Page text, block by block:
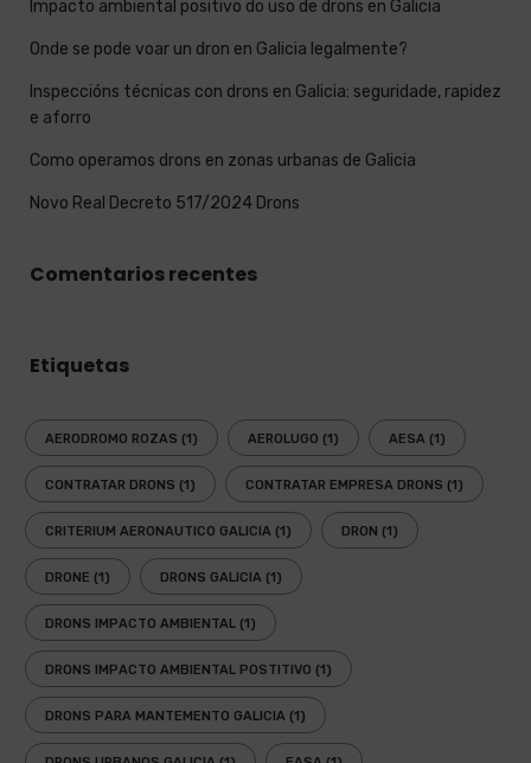
Impacto ambiental positivo do uso de drons en Galicia
Onde se pode voar un dron en Galicia legalmente?
Inspeccións técnicas con drons en Galicia: seguridade, rapidez
e aforro
Como operamos drons en zonas urbanas de Galicia
Novo Real Decreto 517/2024 Drons
Comentarios recentes
Etiquetas
AERODROMO ROZAS (1) AEROLUGO (1) AESA (1)
CONTRATAR DRONS (1) CONTRATAR EMPRESA DRONS (1)
CRITERIUM AERONAUTICO GALICIA (1) DRON (1)
DRONE (1) DRONS GALICIA (1)
DRONS IMPACTO AMBIENTAL (1)
DRONS IMPACTO AMBIENTAL POSTITIVO (1)
DRONS PARA MANTEMENTO GALICIA (1)